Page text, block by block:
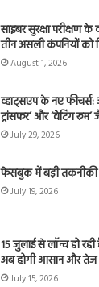
साइबर सुरक्षा परीक्षण
तीन असली कंपनियों को
August 1, 2026
व्हाट्सएप के नए फीचर्स:
ट्रांसफर’ और ‘वेटिंग
July 29, 2026
फेसबुक में बड़ी तकनीकी
July 19, 2026
15 जुलाई से लॉन्च हो
अब होगी आसान और तेज
July 15, 2026